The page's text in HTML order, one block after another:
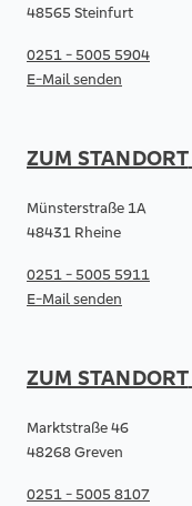
48565 Steinfurt
0251 - 5005 5904
E-Mail senden
ZUM STANDORT
Münsterstraße 1A
48431 Rheine
0251 - 5005 5911
E-Mail senden
ZUM STANDORT
Marktstraße 46
48268 Greven
0251 - 5005 8107